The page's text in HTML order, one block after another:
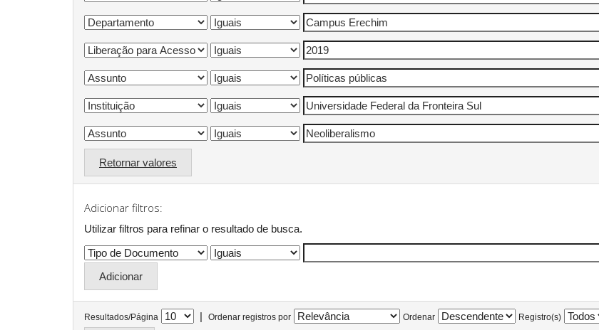
Retornar valores
Adicionar filtros:
Utilizar filtros para refinar o resultado de busca.
Resultados/Página | Ordenar registros por Ordenar Registro(s)